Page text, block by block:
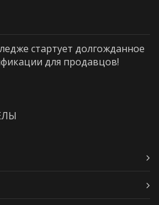
стартует долгожданное
для продавцов!